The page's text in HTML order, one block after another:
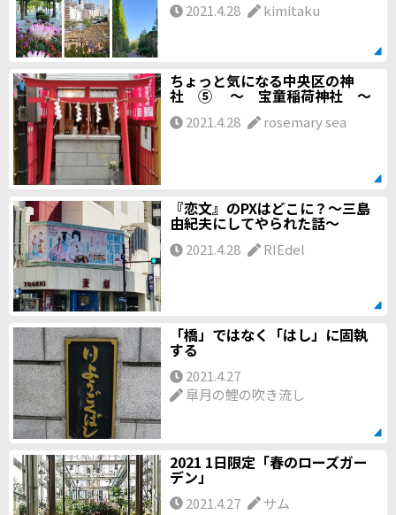
2021.4.28 kimitaku
ちょっと気になる中央区の神
社 ⑤ ～ 宝童稲荷神社 ～
2021.4.28 rosemary sea
『恋文』のPXはどこに？～三島
由紀夫にしてやられた話～
2021.4.28 RIEdel
「橋」ではなく「はし」に固執
する
2021.4.27
皐月の鯉の吹き流し
2021 1日限定「春のローズガー
デン」
2021.4.27 サム